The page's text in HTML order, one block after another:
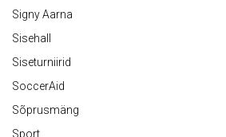
Signy Aarna
Sisehall
Siseturniirid
SoccerAid
Sõprusmäng
Sport